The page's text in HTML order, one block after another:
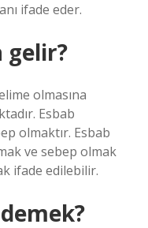
ifade eder.
gelir?
olmasına
Esbab
olmaktır. Esbab
ve sebep olmak
ifade edilebilir.